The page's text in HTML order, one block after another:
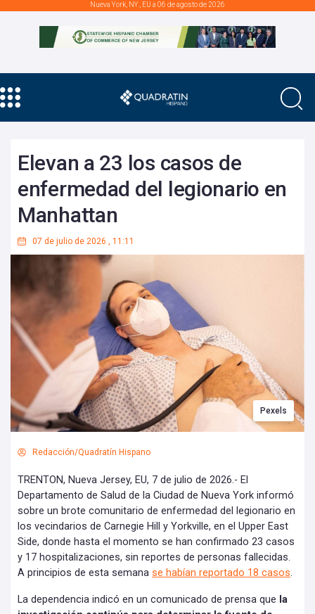
Nueva York, NY., EU a 06 de agosto de 2026
Elevan a 23 los casos de
enfermedad del legionario en
Manhattan
07 de julio de 2026 , 11:11
Pexels
Redacción/Quadratín Hispano
TRENTON, Nueva Jersey, EU, 7 de julio de 2026.- El
Departamento de Salud de la Ciudad de Nueva York informó
sobre un brote comunitario de enfermedad del legionario en
los vecindarios de Carnegie Hill y Yorkville, en el Upper East
Side, donde hasta el momento se han confirmado 23 casos
y 17 hospitalizaciones, sin reportes de personas fallecidas.
A principios de esta semana se habían reportado 18 casos.
La dependencia indicó en un comunicado de prensa que la